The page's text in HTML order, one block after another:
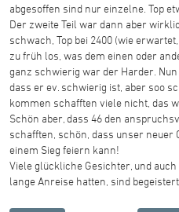
abgesoffen sind nur einzelne. Top
Der zweite Teil war dann aber
schwach, Top bei 2400 (wie
zu früh los, was dem einen oder
ganz schwierig war der Harder.
dass er ev. schwierig ist, aber soo
kommen schafften viele nicht, das
Schön aber, dass 46 den
schafften, schön, dass unser neuer
einem Sieg feiern kann!
Viele glückliche Gesichter, und
lange Anreise hatten, sind